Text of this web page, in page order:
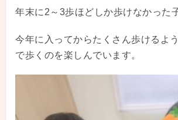
年末に2～3歩ほどしか歩けなかった
今年に入ってからたくさん歩けるよ
で歩くのを楽しんでいます。